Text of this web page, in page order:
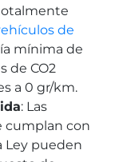
de
mínima de
de CO2
a 0 gr/km.
: Las
cumplan con
Ley pueden